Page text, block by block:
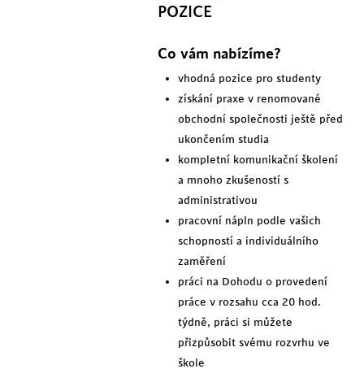
POZICE
Co vám nabízíme?
vhodná pozice pro studenty
získání praxe v renomované
obchodní společnosti ještě před
ukončením studia
kompletní komunikační školení
a mnoho zkušeností s
administrativou
pracovní nápln podle vašich
schopností a individuálního
zaměření
práci na Dohodu o provedení
práce v rozsahu cca 20 hod.
týdně, práci si můžete
přizpůsobit svému rozvrhu ve
škole